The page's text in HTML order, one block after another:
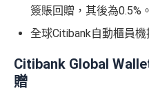
簽賬回贈，其後為0.5%。
全球Citibank自動櫃員
Citibank Global
贈